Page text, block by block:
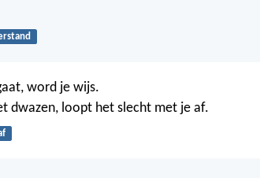
word je wijs.
dwazen, loopt het slecht met je af.